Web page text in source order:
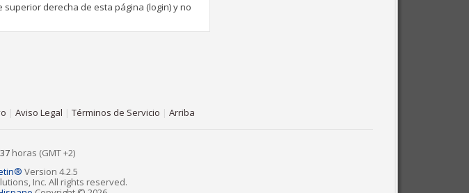
derecha de esta página (login) y no
| Aviso Legal | Términos de Servicio | Arriba
horas (GMT +2)
Version 4.2.5
Inc. All rights reserved.